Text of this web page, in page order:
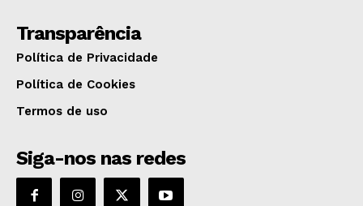
Transparência
Política de Privacidade
Política de Cookies
Termos de uso
Siga-nos nas redes